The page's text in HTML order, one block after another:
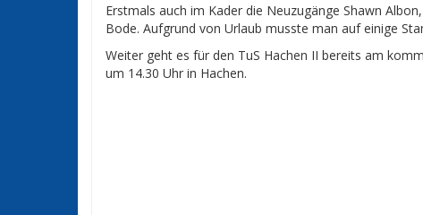
Erstmals auch im Kader die Neuzugänge Shawn
Bode. Aufgrund von Urlaub musste man auf einige
Weiter geht es für den TuS Hachen II bereits am
um 14.30 Uhr in Hachen.